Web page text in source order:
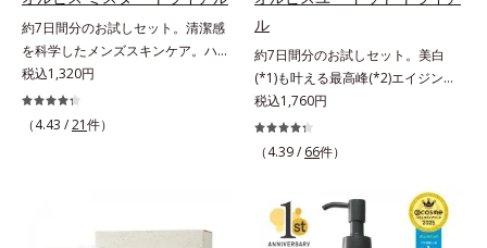
約7日間分のお試しセット。清潔感
を科学したメンズスキンケア。ハ
リ・ツヤのある、好印象な清潔透明
肌(*1)へ。オルビス ミスターは、男
性の清潔感、爽やかさ、若々しさの
と保湿成分を新たに配合。これまで
税込1,320円
（4.43 /21件）
ル
約7日間分のお試しセット。美白
(*1)も叶える最高峰(*2)エイジング
ケア(*3)。ハリも透明感(*4)も結果
主義。年齢サイン(*5)の因子に着目
した肌科学エイジングケア(*3)シリ
ズは、年齢による肌悩み一つ一つを
対処するのではなく、肌で起きてい
ることの根本原因に着目。加齢とと
税込1,760円
（4.39 / 66件）